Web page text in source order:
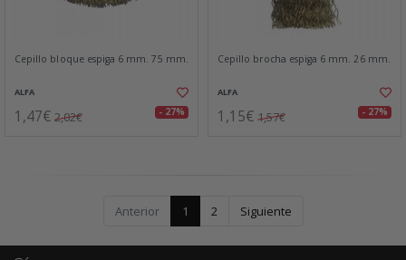
Cepillo bloque espiga 6 mm. 75 mm.
ALFA
1,47€ 2,02€ - 27%
Cepillo brocha espiga 6 mm. 26 mm.
ALFA
1,15€ 1,57€ - 27%
Anterior 1 2 Siguiente